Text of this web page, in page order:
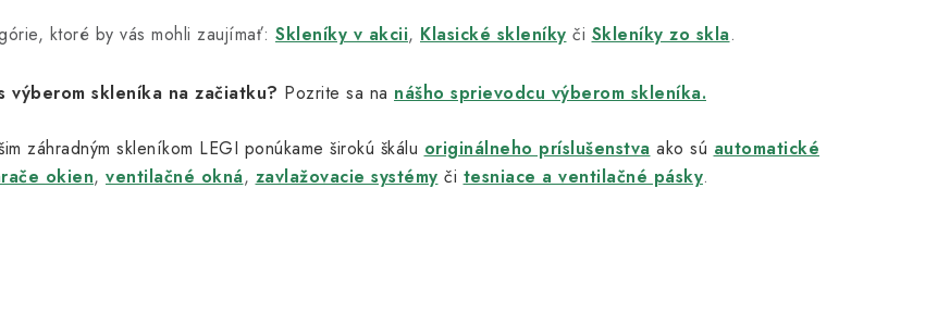
ktoré by vás mohli zaujímať: Skleníky v akcii, Klasické skleníky či Skleníky zo skla.
výberom skleníka na začiatku? Pozrite sa na nášho sprievodcu výberom skleníka.
záhradným skleníkom LEGI ponúkame širokú škálu originálneho príslušenstva ako sú automatické
okien, ventilačné okná, zavlažovacie systémy či tesniace a ventilačné pásky.